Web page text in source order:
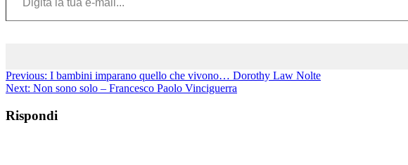
Previous: I bambini imparano quello che vivono… Dorothy Law Nolte
Next: Non sono solo – Francesco Paolo Vinciguerra
Rispondi